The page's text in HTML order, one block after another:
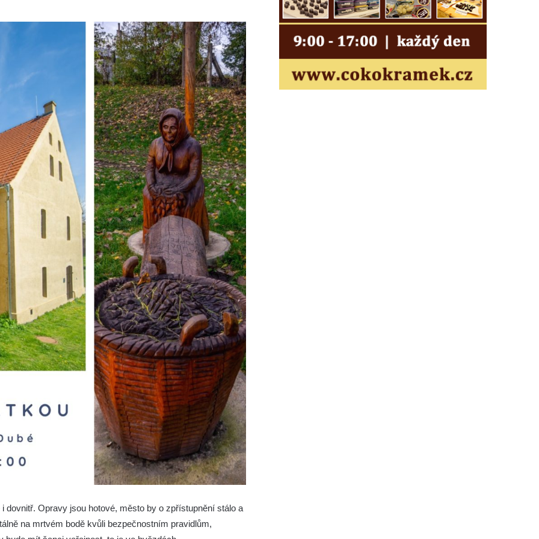
dovnitř. Opravy jsou hotové, město by o zpřístupnění stálo a
na mrtvém bodě kvůli bezpečnostním pravidlům,